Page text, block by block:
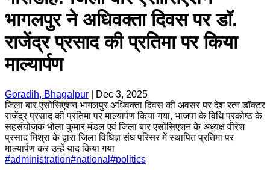
भागलपुर ने अधिवक्ता दिवस पर डॉ.
राजेंद्र प्रसाद की प्रतिमा पर किया
माल्यार्पण
Goradih, Bhagalpur
Dec 3, 2025
जिला बार एसोसिएशन भागलपुर अधिवक्ता दिवस की अवसर पर देश रत्न डॉक्टर
राजेंद्र प्रसाद की प्रतिमा पर माल्यार्पण किया गया, भाजपा के विधि प्रकोष्ठ के
सहसंयोजक भोला कुमार मंडल एवं जिला बार एसोसिएशन के अध्यक्ष वीरेश
प्रसाद मिश्रा के द्वारा जिला विधिज्ञ संघ परिसर में स्थापित प्रतिमा पर
माल्यार्पण कर उन्हें याद किया गया
#administration#national #politics